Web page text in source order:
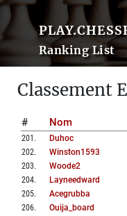
Ranking List
Classement
# Nom
201 . Duhoc
202. Winston1593
203. Woode2
204. Layneedward
205. Acegrubba
206. Ouija_board